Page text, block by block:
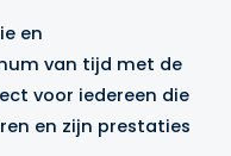
en
van tijd met de
voor iedereen die
en zijn prestaties